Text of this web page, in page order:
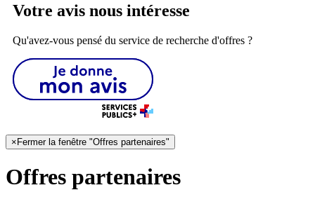
Votre avis nous intéresse
Qu'avez-vous pensé du service de recherche d'offres ?
× Fermer la fenêtre "Offres partenaires"
Offres partenaires